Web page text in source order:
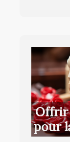
Offrir
pour